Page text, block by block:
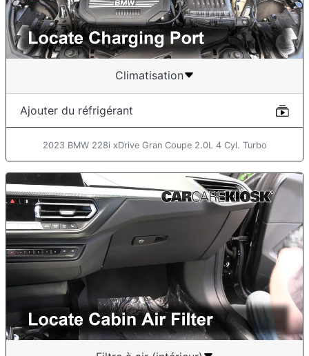
Climatisation
Ajouter du réfrigérant
2023 BMW 228i xDrive Gran Coupe 2.0L 4 Cyl. Turbo